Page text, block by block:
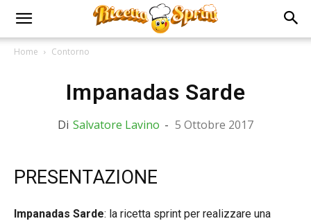
Home Contorno
Impanadas Sarde
Di Salvatore Lavino - 5 Ottobre 2017
PRESENTAZIONE
Impanadas Sarde: la ricetta sprint per realizzare una